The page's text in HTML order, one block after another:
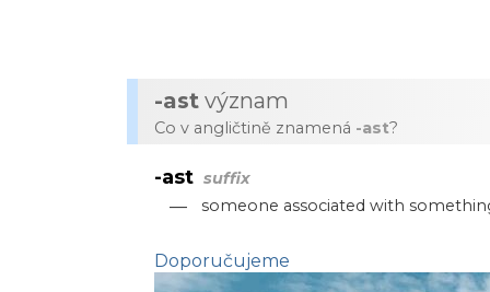
-ast význam
Co v angličtině znamená -ast?
-ast suffix
— someone associated with
Doporučujeme